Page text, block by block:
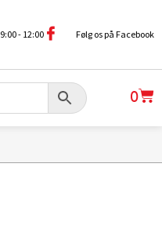
- 12:00 Følg os på Facebook
0